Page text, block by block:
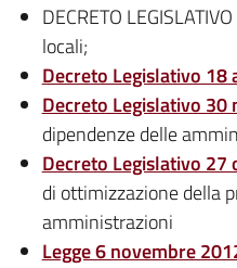
DECRETO
locali;
Decreto Legislativo 18
Decreto Legislativo 30
dipendenze delle
Decreto Legislativo
di ottimizzazione della
amministrazioni
Legge 6 novembre